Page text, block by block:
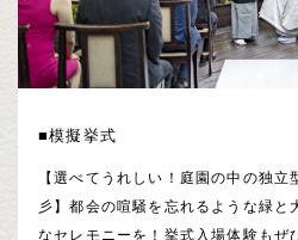
■模擬挙式
【選べてうれしい！庭園の中の独
彡】都会の喧騒を忘れるような緑と
なセレモニーを！挙式入場体験も